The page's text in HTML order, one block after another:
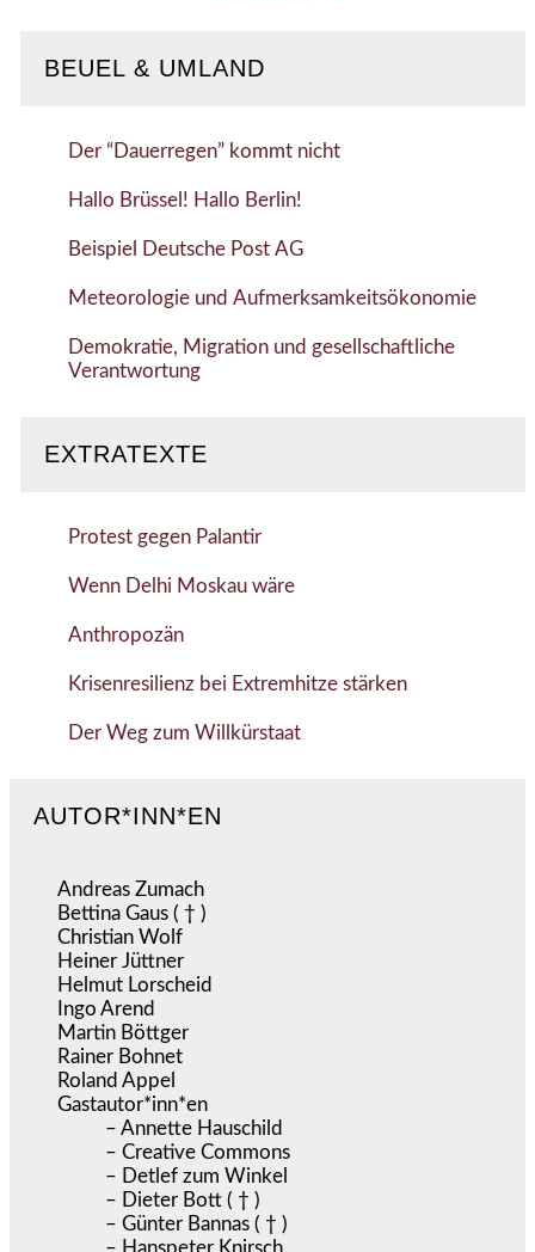
BEUEL & UMLAND
Der “Dauerregen” kommt nicht
Hallo Brüssel! Hallo Berlin!
Beispiel Deutsche Post AG
Meteorologie und Aufmerksamkeitsökonomie
Demokratie, Migration und gesellschaftliche
Verantwortung
EXTRATEXTE
Protest gegen Palantir
Wenn Delhi Moskau wäre
Anthropozän
Krisenresilienz bei Extremhitze stärken
Der Weg zum Willkürstaat
AUTOR*INN*EN
Andreas Zumach
Bettina Gaus ( † )
Christian Wolf
Heiner Jüttner
Helmut Lorscheid
Ingo Arend
Martin Böttger
Rainer Bohnet
Roland Appel
Gastautor*inn*en
– Annette Hauschild
– Creative Commons
– Detlef zum Winkel
– Dieter Bott ( † )
– Günter Bannas ( † )
– Hanspeter Knirsch